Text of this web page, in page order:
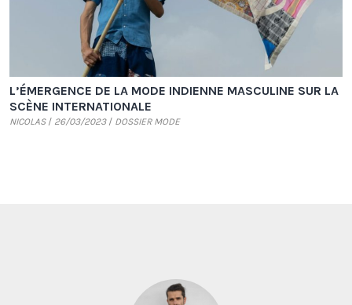
L’ÉMERGENCE DE LA MODE INDIENNE MASCULINE SUR LA
SCÈNE INTERNATIONALE
NICOLAS 26/03/2023 DOSSIER MODE